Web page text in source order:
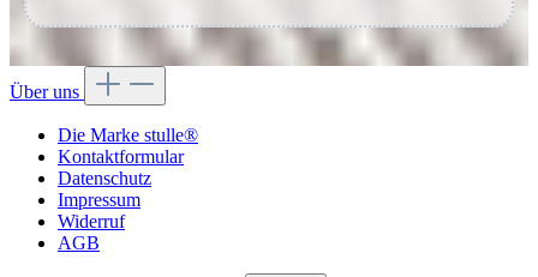
Über uns
Die Marke stulle®
Kontaktformular
Datenschutz
Impressum
Widerruf
AGB